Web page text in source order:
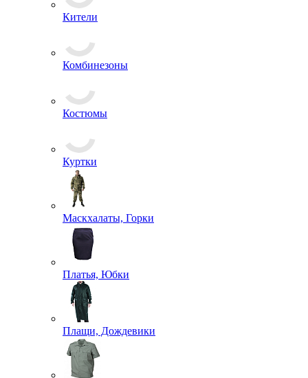
Кители
Комбинезоны
Костюмы
Куртки
Маскхалаты, Горки
Платья, Юбки